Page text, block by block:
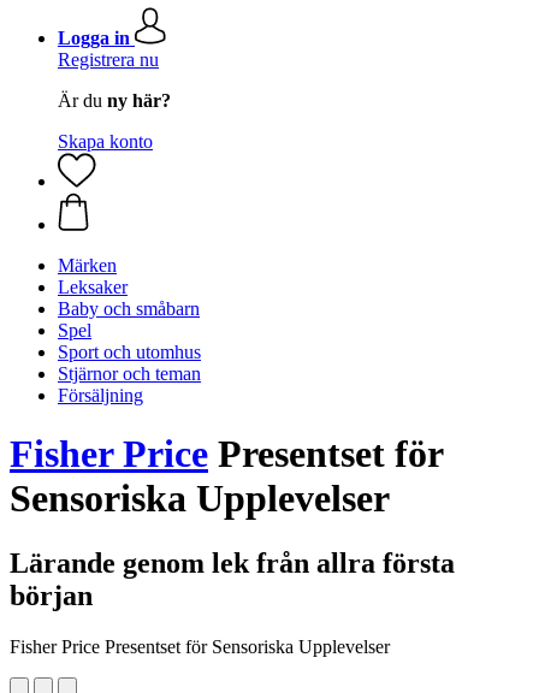
Logga in
Registrera nu
Är du ny här?
Skapa konto
Märken
Leksaker
Baby och småbarn
Spel
Sport och utomhus
Stjärnor och teman
Försäljning
Fisher Price Presentset för
Sensoriska Upplevelser
Lärande genom lek från allra första
början
Fisher Price Presentset för Sensoriska Upplevelser